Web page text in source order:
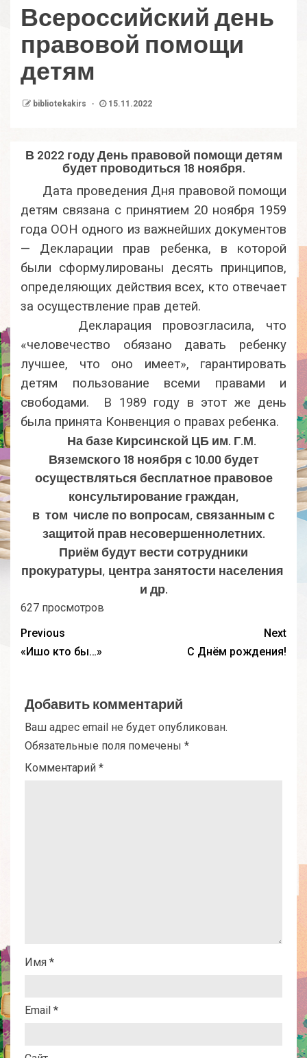
Всероссийский день
правовой помощи
детям
bibliotekakirs 15.11.2022
В 2022 году День правовой помощи детям
будет проводиться 18 ноября.
Дата проведения Дня правовой помощи
детям связана с принятием 20 ноября 1959
года ООН одного из важнейших документов
— Декларации прав ребенка, в которой
были сформулированы десять принципов,
определяющих действия всех, кто отвечает
за осуществление прав детей.
Декларация провозгласила, что
«человечество обязано давать ребенку
лучшее, что оно имеет», гарантировать
детям пользование всеми правами и
свободами. В 1989 году в этот же день
была принята Конвенция о правах ребенка.
На базе Кирсинской ЦБ им. Г.М.
Вяземского 18 ноября с 10.00 будет
осуществляться бесплатное правовое
консультирование граждан,
в том числе по вопросам, связанным с
защитой прав несовершеннолетних.
Приём будут вести сотрудники
прокуратуры, центра занятости населения
и др.
627 просмотров
Previous
«Ишо кто бы…»
Next
С Днём рождения!
Добавить комментарий
Ваш адрес email не будет опубликован.
Обязательные поля помечены *
Комментарий *
Имя *
Email *